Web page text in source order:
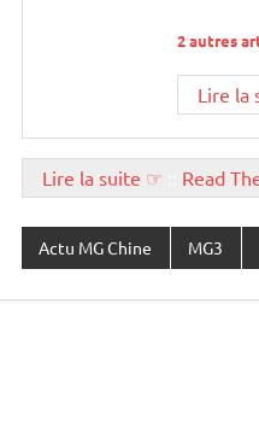
2 autres
Lire la
Lire la suite ☞ Read
Actu MG Chine MG3